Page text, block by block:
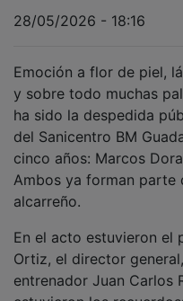
y sobre todo muchas
ha sido la despedida
del Sanicentro BM
cinco años: Marcos
Ambos ya forman parte
alcarreño.
Ortiz, el director
entrenador Juan Carlos
estuvieron los